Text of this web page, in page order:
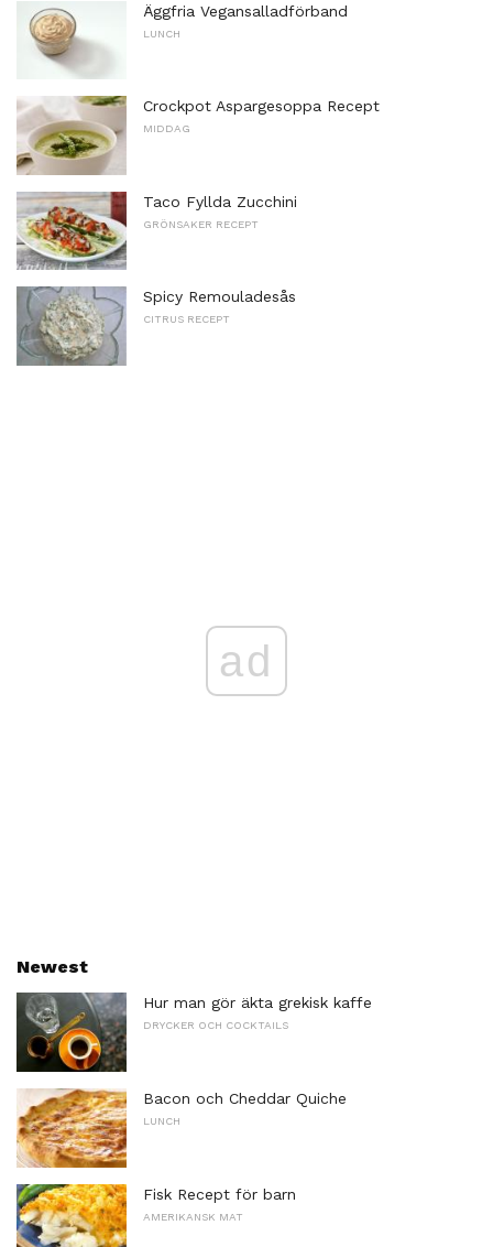
Äggfria Vegansalladförband
LUNCH
Crockpot Aspargesoppa Recept
MIDDAG
Taco Fyllda Zucchini
GRÖNSAKER RECEPT
Spicy Remouladesås
CITRUS RECEPT
ad
Newest
Hur man gör äkta grekisk kaffe
DRYCKER OCH COCKTAILS
Bacon och Cheddar Quiche
LUNCH
Fisk Recept för barn
AMERIKANSK MAT